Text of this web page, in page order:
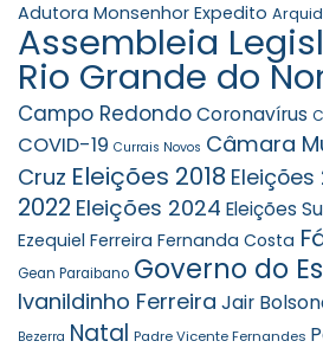
Adutora Monsenhor Expedito
Assembleia
Rio Grande do
Campo RedondoCoronavírus
COVID-19 Currais Novos Câmara
Cruz Eleições 2018 Eleições
2022 Eleições 2024 Eleições
Ezequiel Ferreira Fernanda Costa
Gean Paraibano Governo do
Ivanildinho Ferreira Jair
Bezerra Natal Padre Vicente Fernandes